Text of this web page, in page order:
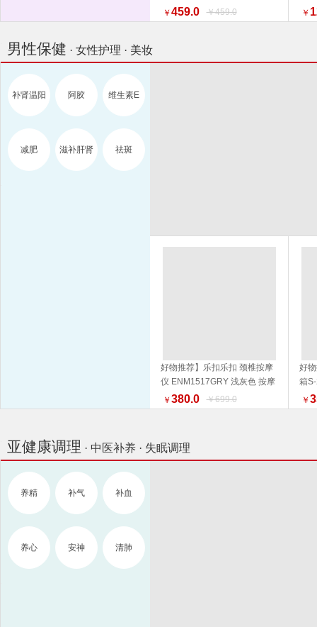
12Y18 水壶 电热水壶 品质生活
厨具 换新季 健康生活家居
￥ 459.0 ￥459.0
外
￥
男性保健 · 女性护理 · 美妆
补肾温阳 阿胶 维生素E
减肥 滋补肝肾 祛斑
好物推荐】乐扣乐扣 颈椎按摩
仪 ENM1517GRY 浅灰色 按摩
器 品质生活 健康生活家居
￥ 380.0 ￥699.0
好
箱
外
￥
亚健康调理 · 中医补养 · 失眠调理
养精 补气 补血
养心 安神 清肺